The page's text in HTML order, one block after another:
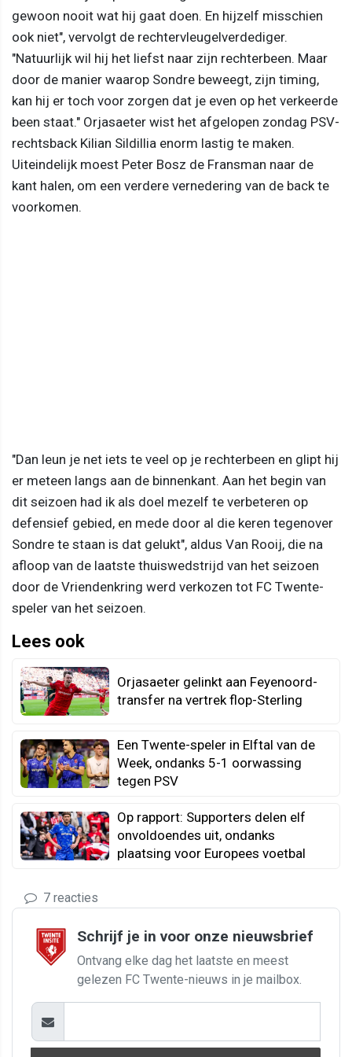
gewoon nooit wat hij gaat doen. En hijzelf misschien
ook niet", vervolgt de rechtervleugelverdediger.
"Natuurlijk wil hij het liefst naar zijn rechterbeen. Maar
door de manier waarop Sondre beweegt, zijn timing,
kan hij er toch voor zorgen dat je even op het verkeerde
been staat." Orjasaeter wist het afgelopen zondag PSV-
rechtsback Kilian Sildillia enorm lastig te maken.
Uiteindelijk moest Peter Bosz de Fransman naar de
kant halen, om een verdere vernedering van de back te
voorkomen.
"Dan leun je net iets te veel op je rechterbeen en glipt hij
er meteen langs aan de binnenkant. Aan het begin van
dit seizoen had ik als doel mezelf te verbeteren op
defensief gebied, en mede door al die keren tegenover
Sondre te staan is dat gelukt", aldus Van Rooij, die na
afloop van de laatste thuiswedstrijd van het seizoen
door de Vriendenkring werd verkozen tot FC Twente-
speler van het seizoen.
Lees ook
Orjasaeter gelinkt aan Feyenoord-
transfer na vertrek flop-Sterling
Een Twente-speler in Elftal van de
Week, ondanks 5-1 oorwassing
tegen PSV
Op rapport: Supporters delen elf
onvoldoendes uit, ondanks
plaatsing voor Europees voetbal
7 reacties
Schrijf je in voor onze nieuwsbrief
Ontvang elke dag het laatste en meest
gelezen FC Twente-nieuws in je mailbox.